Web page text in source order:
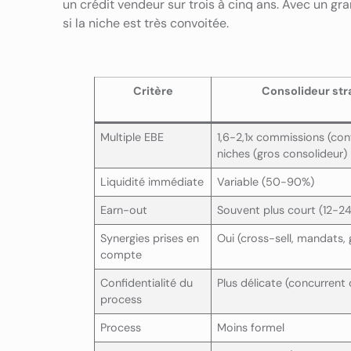
un crédit vendeur sur trois à cinq ans. Avec un
si la niche est très convoitée.
Critère Consolideur
Multiple EBE
1,6-2,1x commissions
niches (gros consolideur)
Liquidité immédiate
Variable (50-90%)
Earn-out
Souvent plus court (12-
Synergies prises en
compte
Oui (cross-sell, mandats,
Confidentialité du
process
Plus délicate
Process
Moins formel